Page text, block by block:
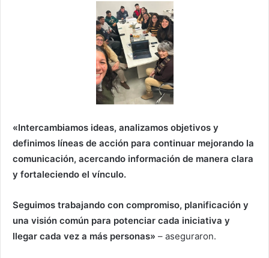
«Intercambiamos ideas, analizamos objetivos y
definimos líneas de acción para continuar mejorando la
comunicación, acercando información de manera clara
y fortaleciendo el vínculo.
Seguimos trabajando con compromiso, planificación y
una visión común para potenciar cada iniciativa y
llegar cada vez a más personas» – aseguraron.